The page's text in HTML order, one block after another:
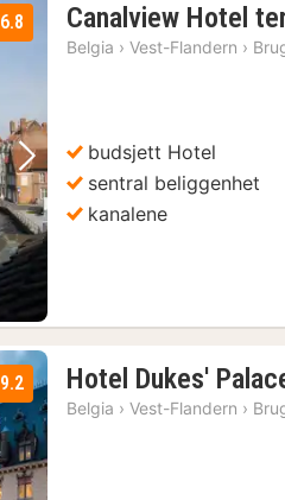
Neste bilde
6.8 Canalview Hotel
Belgia › Vest-Flandern ›
budsjett Hotel
sentral beliggenhet
kanalene
9.2 Hotel Dukes'
Belgia › Vest-Flandern ›